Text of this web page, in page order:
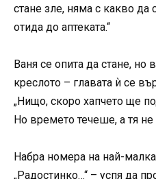
стане зле, няма с какво да
отида до аптеката.“
Ваня се опита да стане, но
креслото – главата ѝ се
„Нищо, скоро хапчето ще
Но времето течеше, а тя
Набра номера на най-
„Радостинко…“ – успя да